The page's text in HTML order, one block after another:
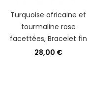
Turquoise africaine et
tourmaline rose
facettées, Bracelet fin
28,00 €